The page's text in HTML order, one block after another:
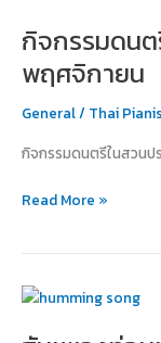
กิจกรรมดนต
พฤศจิกายน
General/ Thai
กิจกรรมดนตรีในสวนป
ใน
ประจำ
เดือน
Read More »
ฮัม